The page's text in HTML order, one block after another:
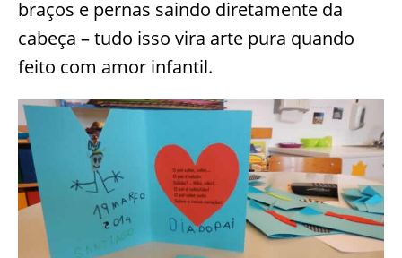
braços e pernas saindo diretamente da
cabeça – tudo isso vira arte pura quando
feito com amor infantil.